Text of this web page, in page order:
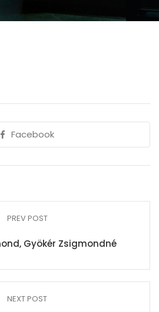
Facebook
PREV POST
Gyökér Zsigmondné
NEXT POST